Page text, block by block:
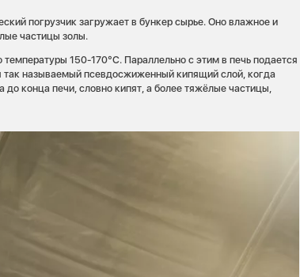
погрузчик загружает в бункер сырье. Оно влажное и
частицы золы.
150-170°С. Параллельно с этим в печь подается
называемый псевдосжиженный кипящий слой, когда
до конца печи, словно кипят, а более тяжёлые частицы,